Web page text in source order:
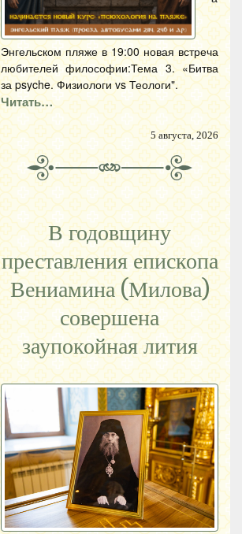
Энгельском пляже в 19:00 новая встреча
любителей философии:Тема 3. «Битва
за psyche. Физиологи vs Теологи".
Читать…
5 августа, 2026
В годовщину
преставления епископа
Вениамина (Милова)
совершена
заупокойная лития